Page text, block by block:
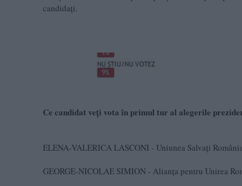
candidați.
Ce candidat veți vota în primul tur al alegerile
ELENA-VALERICA LASCONI - Uniunea Salvați
GEORGE-NICOLAE SIMION - Alianța pentru Unirea